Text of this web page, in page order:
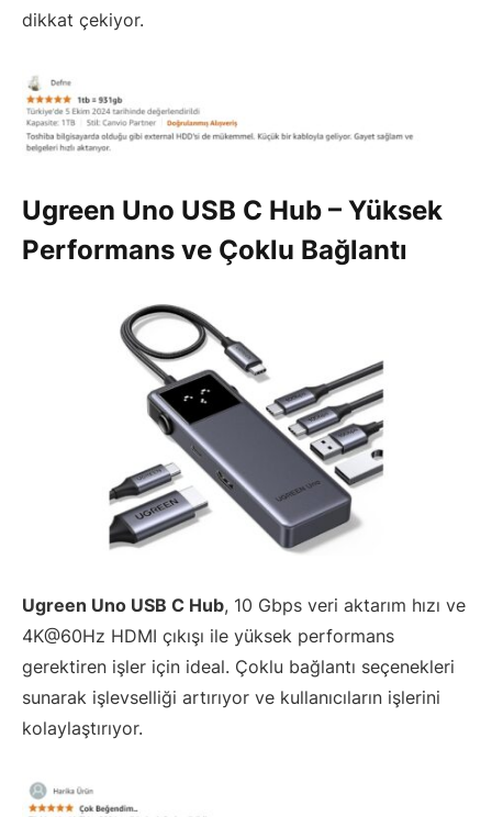
dikkat çekiyor.
Ugreen Uno USB C Hub – Yüksek
Performans ve Çoklu Bağlantı
Ugreen Uno USB C Hub, 10 Gbps veri aktarım hızı ve
4K@60Hz HDMI çıkışı ile yüksek performans
gerektiren işler için ideal. Çoklu bağlantı seçenekleri
sunarak işlevselliği artırıyor ve kullanıcıların işlerini
kolaylaştırıyor.